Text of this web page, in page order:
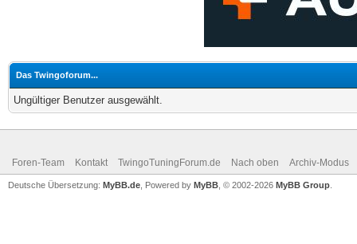
Das Twingoforum...
Ungültiger Benutzer ausgewählt.
Foren-Team Kontakt TwingoTuningForum.de Nach oben Archiv-Modus
Deutsche Übersetzung: MyBB.de , Powered by MyBB , © 2002-2026 MyBB Group